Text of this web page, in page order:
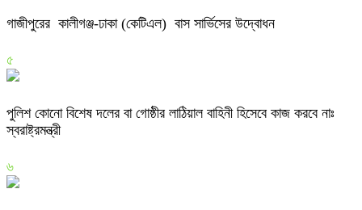
গাজীপুরের কালীগঞ্জ-ঢাকা (কেটিএল) বাস সার্ভিসের উদ্বোধন
৫
পুলিশ কোনো বিশেষ দলের বা গোষ্ঠীর লাঠিয়াল বাহিনী হিসেবে কাজ করবে নাঃ
স্বরাষ্ট্রমন্ত্রী
৬